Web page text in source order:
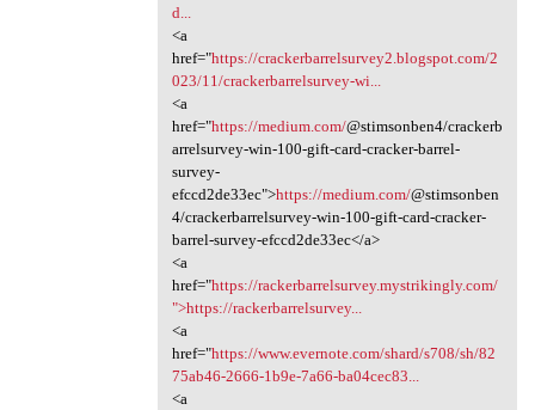
d...
<a
href="https://crackerbarrelsurvey2.blogspot.com/2
023/11/crackerbarrelsurvey-wi...
<a
href="https://medium.com/@stimsonben4/crackerb
arrelsurvey-win-100-gift-card-cracker-barrel-
survey-
efccd2de33ec">https://medium.com/@stimsonben
4/crackerbarrelsurvey-win-100-gift-card-cracker-
barrel-survey-efccd2de33ec</a>
<a
href="https://rackerbarrelsurvey.mystrikingly.com/
">https://rackerbarrelsurvey...
<a
href="https://www.evernote.com/shard/s708/sh/82
75ab46-2666-1b9e-7a66-ba04cec83...
<a